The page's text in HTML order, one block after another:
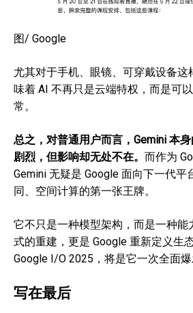
图/ Google
尤其对于手机、眼镜、可穿戴设备
味着 AI 不再只是云端特权，而是可
常。
总之，对普通用户而言，Gemini 本
剧烈，但影响却无处不在。 而作为
Gemini 无疑是 Google 面向下一代
同、空间计算的第一张王牌。
它不只是一种模型架构，而是一种
式的重建，更是 Google 重新定义生
Google I/O 2025，将是它一次全面爆
写在最后